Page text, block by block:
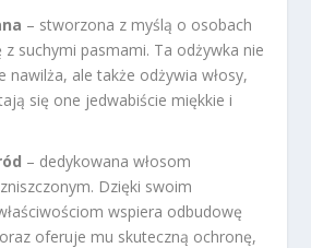
– stworzona z myślą o osobach
z suchymi pasmami. Ta odżywka nie
nawilża, ale także odżywia włosy,
się one jedwabiście miękkie i
– dedykowana włosom
Dzięki swoim
wspiera odbudowę
oferuje mu skuteczną ochronę,